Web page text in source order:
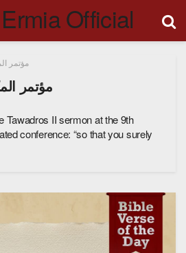
مؤتمر
مؤتمر
Tawadros II sermon at the 9th
conference: “so that you surely